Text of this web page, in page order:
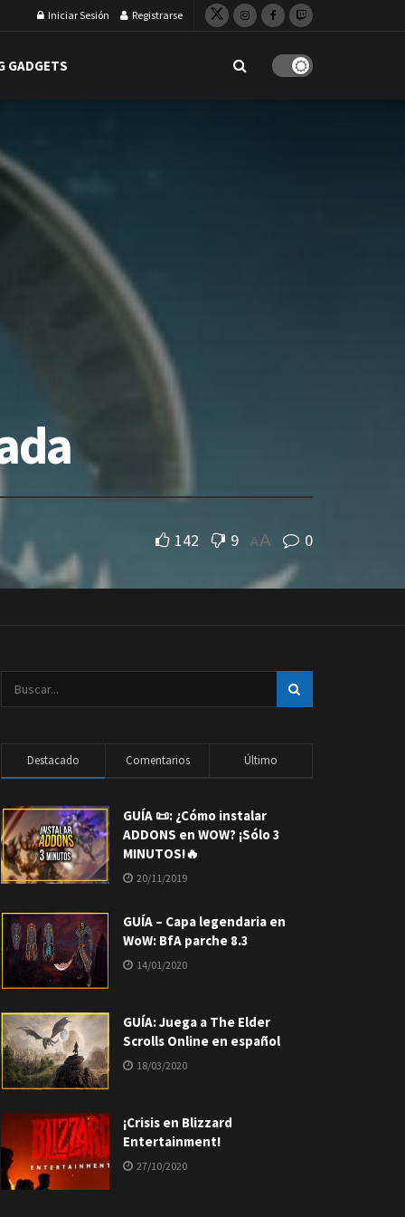
Iniciar Sesión Registrarse
GADGETS
142 9 A A 0
Destacado Comentarios Último
GUÍA 📜: ¿Cómo instalar
ADDONS en WOW? ¡Sólo 3
MINUTOS!🔥
20/11/2019
GUÍA – Capa legendaria en
WoW: BfA parche 8.3
14/01/2020
GUÍA: Juega a The Elder
Scrolls Online en español
18/03/2020
¡Crisis en Blizzard
Entertainment!
27/10/2020